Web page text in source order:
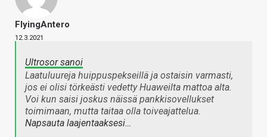
FlyingAntero
12.3.2021
Ultrosor sanoi
Laatuluureja huippuspekseillä ja ostaisin varmasti,
jos ei olisi törkeästi vedetty Huaweilta mattoa alta.
Voi kun saisi joskus näissä pankkisovellukset
toimimaan, mutta taitaa olla toiveajattelua.
Napsauta laajentaaksesi…